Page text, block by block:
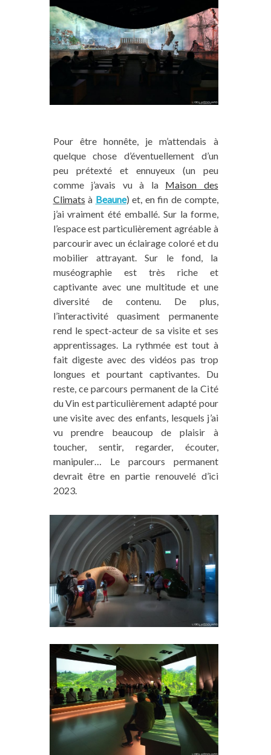
Pour être honnête, je m’attendais à
quelque chose d’éventuellement d’un
peu prétexté et ennuyeux (un peu
comme j’avais vu à la Maison des
Climats à Beaune) et, en fin de compte,
j’ai vraiment été emballé. Sur la forme,
l’espace est particulièrement agréable à
parcourir avec un éclairage coloré et du
mobilier attrayant. Sur le fond, la
muséographie est très riche et
captivante avec une multitude et une
diversité de contenu. De plus,
l’interactivité quasiment permanente
rend le spect-acteur de sa visite et ses
apprentissages. La rythmée est tout à
fait digeste avec des vidéos pas trop
longues et pourtant captivantes. Du
reste, ce parcours permanent de la Cité
du Vin est particulièrement adapté pour
une visite avec des enfants, lesquels j’ai
vu prendre beaucoup de plaisir à
toucher, sentir, regarder, écouter,
manipuler… Le parcours permanent
devrait être en partie renouvelé d’ici
2023.